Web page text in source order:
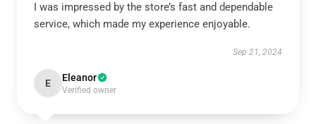
I was impressed by the store’s fast and dependable
service, which made my experience enjoyable.
Sep 21, 2024
E Eleanor
Verified owner